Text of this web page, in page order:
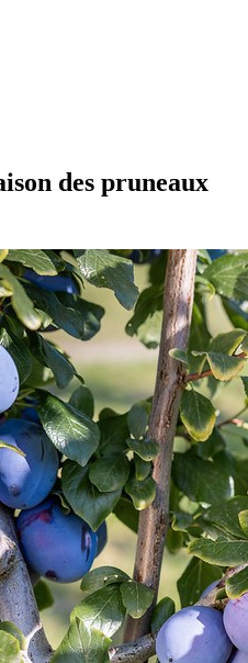
des pruneaux